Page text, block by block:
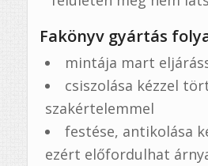
Fakönyv gyártás
mintája mart
csiszolása kézzel
szakértelemmel
festése, antikolása
ezért előfordulhat